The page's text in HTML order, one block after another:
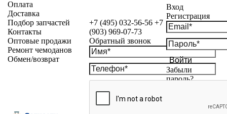
+7 (495) 032-56-56 +7
(903) 969-07-73
Обратный звонок
Вход
Регистрация
Войти
Забыли
пароль?
Оплата
Доставка
Подбор запчастей
Контакты
Оптовые продажи
Ремонт чемоданов
Обмен/возврат